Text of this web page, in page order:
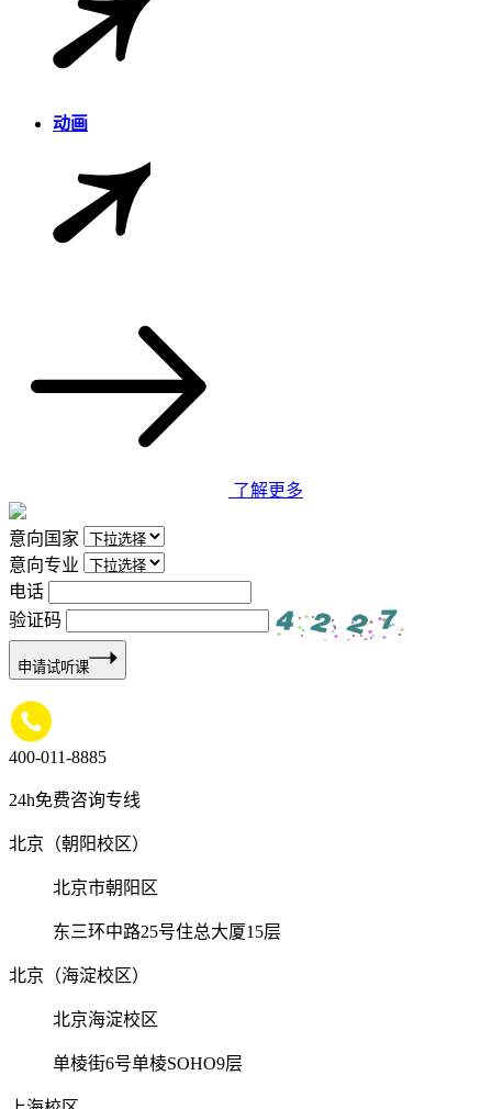
动画
了解更多
意向国家
意向专业
电话
验证码
申请试听课
400-011-8885
24h免费咨询专线
北京（朝阳校区）
北京市朝阳区
东三环中路25号住总大厦15层
北京（海淀校区）
北京海淀校区
单棱街6号单棱SOHO9层